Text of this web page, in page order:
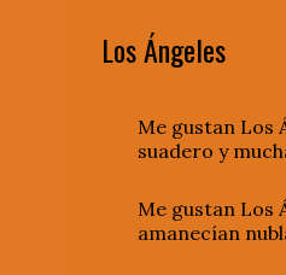
Los Ángeles
Me gustan Los
suadero y
Me gustan Los
amanecían